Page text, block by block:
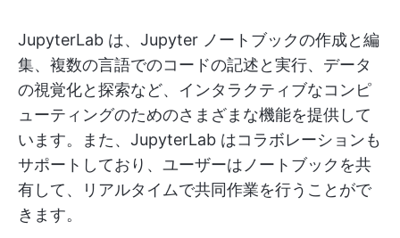
JupyterLab は、Jupyter ノートブックの作成と編
集、複数の言語でのコードの記述と実行、データ
の視覚化と探索など、インタラクティブなコンピ
ューティングのためのさまざまな機能を提供して
います。また、JupyterLab はコラボレーションも
サポートしており、ユーザーはノートブックを共
有して、リアルタイムで共同作業を行うことがで
きます。